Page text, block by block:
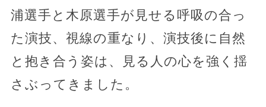
浦選手と木原選手が見せる呼吸の合っ
た演技、視線の重なり、演技後に自然
と抱き合う姿は、見る人の心を強く揺
さぶってきました。